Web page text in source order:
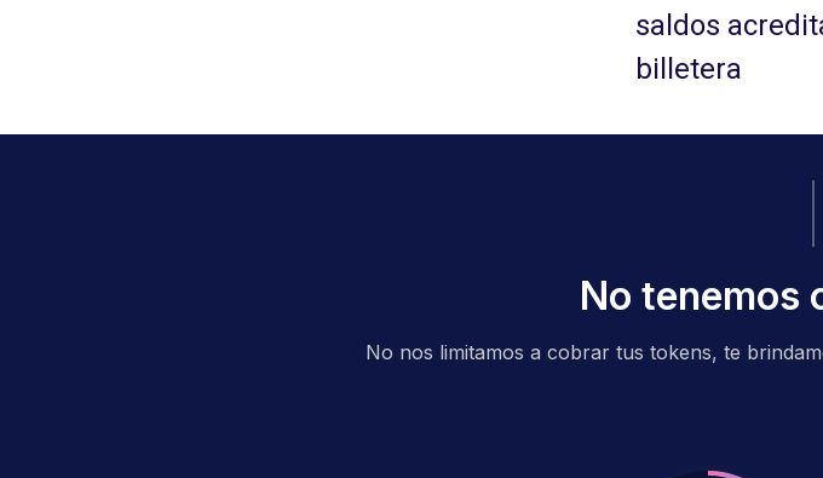
saldos
billetera
No tenemos
No nos limitamos a cobrar tus tokens, te